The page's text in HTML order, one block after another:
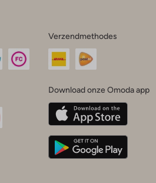
Verzendmethodes
Download onze Omoda app